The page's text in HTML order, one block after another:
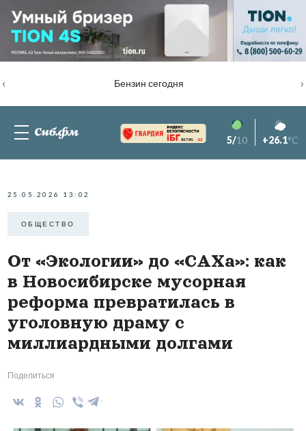
Бензин сегодня
‹ ›
82.76% -1.2 5/10 +26.1°C
25.05.2026 13:02
ОБЩЕСТВО
От «Экологии» до «САХа»: как
в Новосибирске мусорная
реформа превратилась в
уголовную драму с
миллиардными долгами
Поделиться